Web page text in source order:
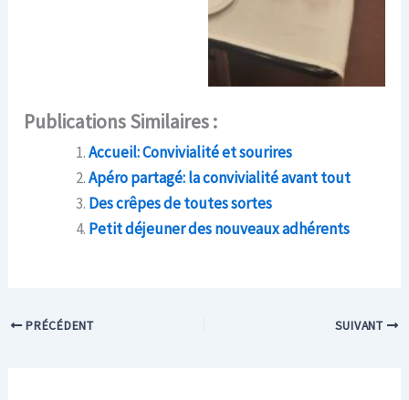
Publications Similaires :
Accueil: Convivialité et sourires
Apéro partagé: la convivialité avant tout
Des crêpes de toutes sortes
Petit déjeuner des nouveaux adhérents
PRÉCÉDENT SUIVANT